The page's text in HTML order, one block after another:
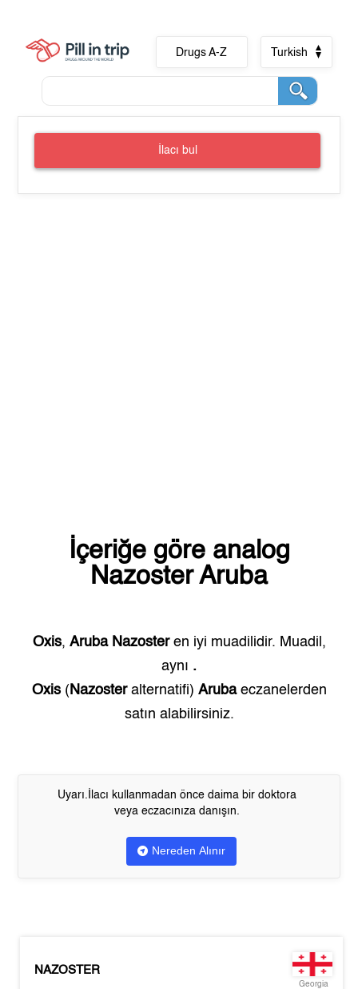
Drugs A-Z Turkish
İlacı bul
İçeriğe göre analog
Nazoster Aruba
Oxis, Aruba Nazosteren iyi muadilidir. Muadil,
aynı .
Oxis( Nazosteralternatifi) Arubaeczanelerden
satın alabilirsiniz.
Uyarı.İlacı kullanmadan önce daima bir doktora
veya eczacınıza danışın.
Nereden Alınır
NAZOSTER
Georgia